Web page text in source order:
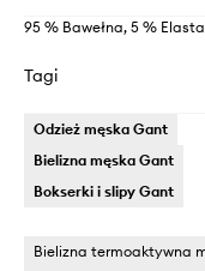
95 % Bawełna, 5 %
Tagi
Odzież męska Gant
Bielizna męska Gant
Bokserki i slipy Gant
Bielizna termoaktywna